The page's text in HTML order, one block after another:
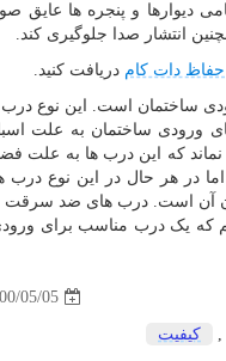
دیوارها و پنجره ها
انتشار صدا جلوگیری کند.
حفاظ دات کام دریافت کنید.
ساختمان است. این نوع درب
های ورودی ساختمان به علت
نماند که این درب ها به
اما در هر حال در این نوع
آن است. درب های ضد سرقت
که یک درب مناسب برای
05/05
كیفیت